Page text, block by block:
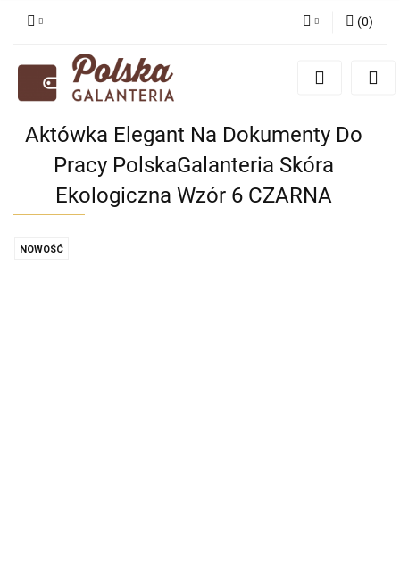
Zaloguj się
(0)
Aktówka Elegant Na Dokumenty Do
Pracy PolskaGalanteria Skóra
Ekologiczna Wzór 6 CZARNA
NOWOŚĆ